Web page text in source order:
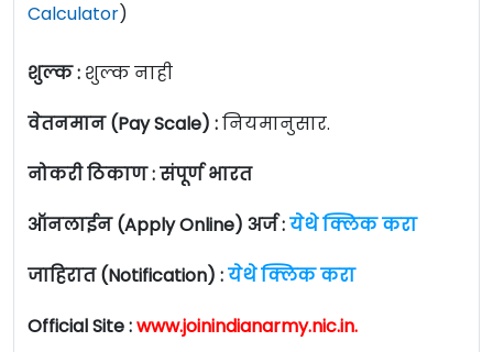
Calculator)
शुल्क : शुल्क नाही
वेतनमान (Pay Scale) :नियमानुसार.
नोकरी ठिकाण : संपूर्ण भारत
ऑनलाईन (Apply Online) अर्ज :येथे क्लिक करा
जाहिरात (Notification) :येथे क्लिक करा
Official Site :www.joinindianarmy.nic.in.